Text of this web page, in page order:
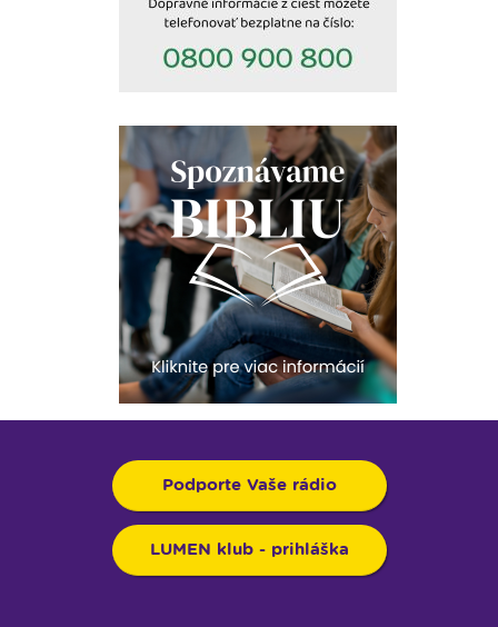
Podporte Vaše rádio
LUMEN klub - prihláška